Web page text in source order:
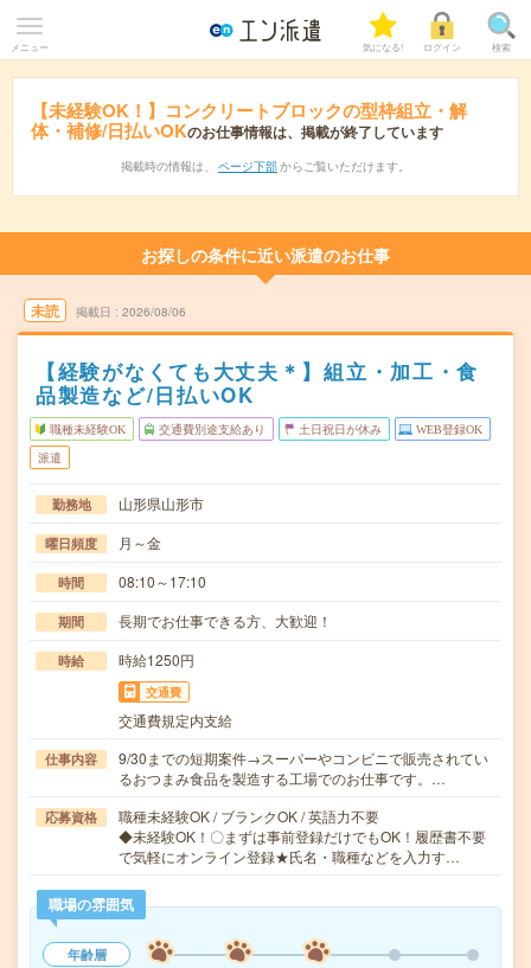
メニュー 気になる! ログイン 検索
【未経験OK！】コンクリートブロックの型枠組立・解
体・補修/日払いOKのお仕事情報は、掲載が終了しています
掲載時の情報は、 ページ下部 からご覧いただけます。
お探しの条件に近い派遣のお仕事
未読 掲載日 2026/08/06
【経験がなくても大丈夫＊】組立・加工・食
品製造など/日払いOK
職種未経験OK 交通費別途支給あり 土日祝日が休み WEB登録OK
派遣
勤務地 山形県山形市
曜日頻度 月～金
時間 08:10～17:10
期間 長期でお仕事できる方、大歓迎！
時給 時給1250円
交通費
交通費規定内支給
仕事内容
9/30までの短期案件→スーパーやコンビニで販売されてい
るおつまみ食品を製造する工場でのお仕事です。…
応募資格
職種未経験OK / ブランクOK / 英語力不要
◆未経験OK！〇まずは事前登録だけでもOK！履歴書不要
で気軽にオンライン登録★氏名・職種などを入力す…
職場の雰囲気
年齢層